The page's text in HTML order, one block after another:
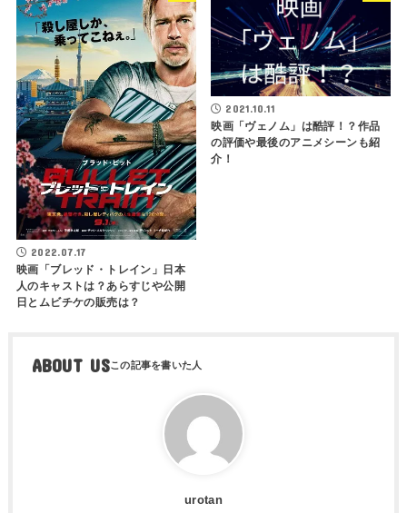
2022.07.17
映画「ブレッド・トレイン」日本
人のキャストは？あらすじや公開
日とムビチケの販売は？
2021.10.11
映画「ヴェノム」は酷評！？作品
の評価や最後のアニメシーンも紹
介！
ABOUT US
urotan